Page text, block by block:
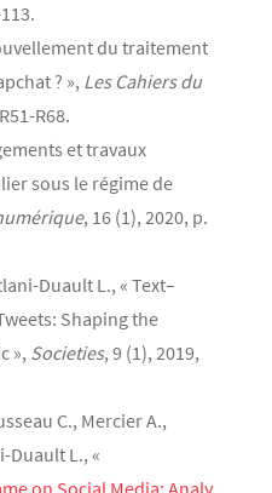
du traitement
? », Les Cahiers du
R68.
et travaux
sous le régime de
, 16 (1), 2020, p.
Duault L., « Text–
Shaping the
», Societies, 9 (1), 2019,
C., Mercier A.,
Duault L., «